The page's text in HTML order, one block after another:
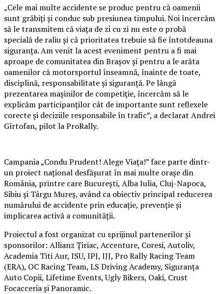
„Cele mai multe accidente se produc pentru că oamenii
sunt grăbiți și conduc sub presiunea timpului. Noi încercăm
să le transmitem că viața de zi cu zi nu este o probă
specială de raliu și că prioritatea trebuie să fie întotdeauna
siguranța. Am venit la acest eveniment pentru a fi mai
aproape de comunitatea din Brașov și pentru a le arăta
oamenilor că motorsportul înseamnă, înainte de toate,
disciplină, responsabilitate și siguranță. Pe lângă
prezentarea mașinilor de competiție, încercăm să le
explicăm participanților cât de importante sunt reflexele
corecte și deciziile responsabile în trafic”, a declarat Andrei
Gîrtofan, pilot la ProRally.
Campania „Condu Prudent! Alege Viața!” face parte dintr-
un proiect național desfășurat în mai multe orașe din
România, printre care București, Alba Iulia, Cluj-Napoca,
Sibiu și Târgu Mureș, având ca obiectiv principal reducerea
numărului de accidente prin educație, prevenție și
implicarea activă a comunității.
Proiectul a fost organizat cu sprijinul partenerilor și
sponsorilor: Allianz Țiriac, Accenture, Coresi, Autoliv,
Academia Titi Aur, ISU, IPJ, IJJ, Pro Rally Racing Team
(ERA), OC Racing Team, LS Driving Academy, Siguranța
Auto Copii, Lifetime Events, Ugly Bikers, Oaki, Crust
Focacceria și Panoramic.